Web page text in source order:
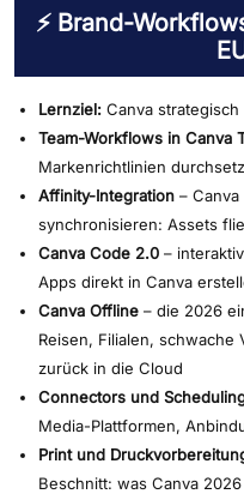
⚡ Brand-
Lernziel: Canva
Team-Workflows in Canva
Markenrichtlinien
Affinity-Integration –
synchronisieren: Assets
Canva Code 2.0 –
Apps direkt in Canva
Canva Offline – die 2026
Reisen, Filialen, schwache
zurück in die Cloud
Connectors und
Media-Plattformen,
Print und
Beschnitt: was Canva